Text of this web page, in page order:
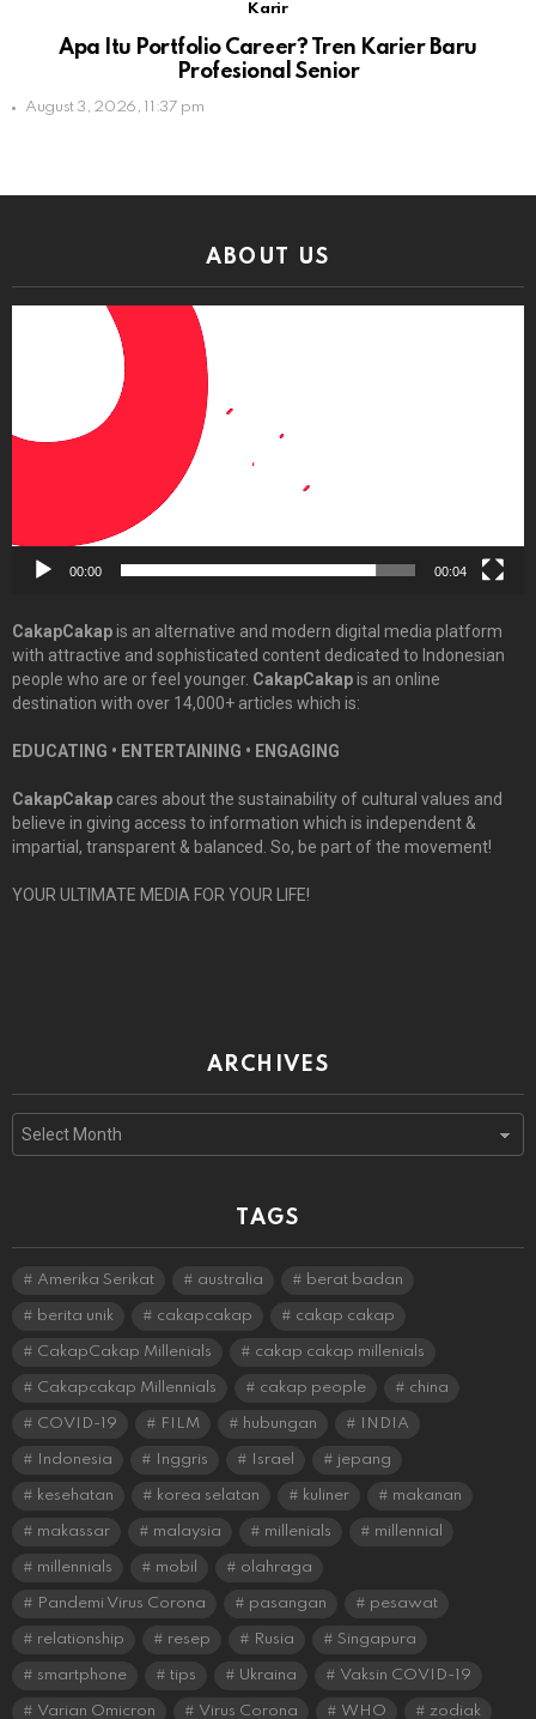
Karir
Apa Itu Portfolio Career? Tren Karier Baru
Profesional Senior
August 3, 2026, 11:37 pm
ABOUT US
00:00 00:04
CakapCakapis an alternative and modern digital media platform
with attractive and sophisticated content dedicated to Indonesian
people who are or feel younger. CakapCakapis an online
destination with over 14,000+ articles which is:
EDUCATING • ENTERTAINING • ENGAGING
CakapCakap cares about the sustainability of cultural values and
believe in giving access to information which is independent &
impartial, transparent & balanced. So, be part of the movement!
YOUR ULTIMATE MEDIA FOR YOUR LIFE!
ARCHIVES
Archives
TAGS
Amerika Serikat australia berat badan
berita unik cakapcakap cakap cakap
CakapCakap Millenials cakap cakap millenials
Cakapcakap Millennials cakap people china
COVID-19 FILM hubungan INDIA
Indonesia Inggris Israel jepang
kesehatan korea selatan kuliner makanan
makassar malaysia millenials millennial
millennials mobil olahraga
Pandemi Virus Corona pasangan pesawat
relationship resep Rusia Singapura
smartphone tips Ukraina Vaksin COVID-19
Varian Omicron Virus Corona WHO zodiak